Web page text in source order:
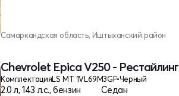
Самаркандская область, Иштыханский район
Chevrolet Epica V250 - Рестайлинг
КомплектацияLS MT 1VL69M3GP•Черный
2.0 л, 143 л.с., бензин
Седан